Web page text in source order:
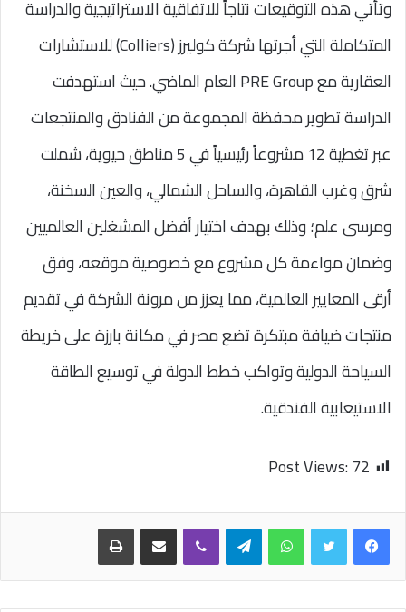
وتأتي هذه التوقيعات نتاجاً للاتفاقية الاستراتيجية والدراسة
المتكاملة التي أجرتها شركة كوليرز (Colliers) للاستشارات
العقارية مع PRE Group العام الماضي. حيث استهدفت
الدراسة تطوير محفظة المجموعة من الفنادق والمنتجعات
عبر تغطية 12 مشروعاً رئيسياً في 5 مناطق حيوية، شملت
شرق وغرب القاهرة، والساحل الشمالي، والعين السخنة،
ومرسى علم؛ وذلك بهدف اختيار أفضل المشغلين العالميين
وضمان مواءمة كل مشروع مع خصوصية موقعه، وفق
أرقى المعايير العالمية، مما يعزز من مرونة الشركة في تقديم
منتجات ضيافة مبتكرة تضع مصر في مكانة بارزة على خريطة
السياحة الدولية وتواكب خطط الدولة في توسيع الطاقة
الاستيعابية الفندقية.
Post Views:72
واتساب تيلقرام